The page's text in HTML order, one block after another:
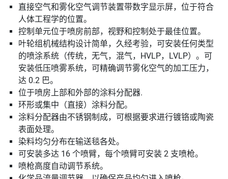
直接空气和雾化空气调节装置带数字显示屏，位于符合
人体工程学的位置。
控制单元位于喷房前部，视野和控制处于最佳位置。
叶轮组机械结构设计简单，久经考验，可安装任何类型
的喷涂系统（传统，无气，混气，HVLP，LVLP）。可
安装低压喷雾系统，可精确调节雾化空气的加工压力，
达 0.2 巴。
位于喷房上部和外部的涂料分配器.
环形或集中（直接）涂料分配。
涂料分配器由不锈钢制成，可根据要求进行镀铬或陶瓷
表面处理。
染料均匀分布在输送毯各处。
可安装多达 16 个喷臂，每个喷臂可安装 2 支喷枪。
喷枪高度自动调节系统。